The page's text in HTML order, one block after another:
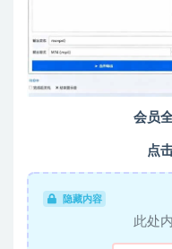
会员
点
隐藏内容
此处